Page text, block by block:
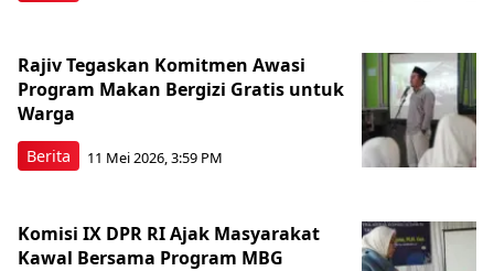
Berita
Rajiv Tegaskan Komitmen Awasi
Program Makan Bergizi Gratis untuk
Warga
11 Mei 2026, 3:59 PM
Komisi IX DPR RI Ajak Masyarakat
Kawal Bersama Program MBG